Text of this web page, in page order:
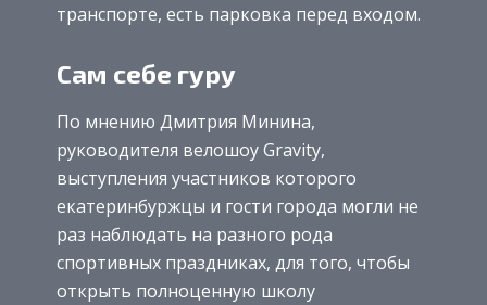
транспорте, есть парковка перед входом.
Сам себе гуру
По мнению Дмитрия Минина,
руководителя велошоу Gravity,
выступления участников которого
екатеринбуржцы и гости города могли не
раз наблюдать на разного рода
спортивных праздниках, для того, чтобы
открыть полноценную школу